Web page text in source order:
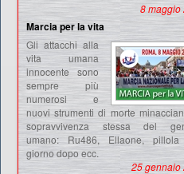
8 maggio
Marcia per la vita
Gli attacchi alla
vita umana
innocente sono
sempre più
numerosi e
nuovi strumenti di morte
sopravvivenza stessa del
umano: Ru486, Ellaone,
giorno dopo ecc.
25 gennaio